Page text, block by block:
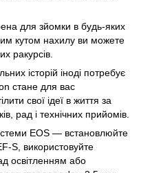
для зйомки в будь-яких
кутом нахилу ви можете
ракурсів.
історій іноді потребує
стане для вас
свої ідеї в життя за
рад і технічних прийомів.
EOS — встановлюйте
S, використовуйте
освітленням або